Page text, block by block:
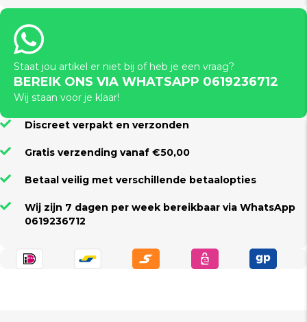
Staat jou artikel er niet bij of heb je een vraag?
BEREIK ONS VIA WHATSAPP 0619236712
Wij staan voor je klaar!
Discreet verpakt en verzonden
Gratis verzending vanaf €50,00
Betaal veilig met verschillende betaalopties
Wij zijn 7 dagen per week bereikbaar via WhatsApp
0619236712